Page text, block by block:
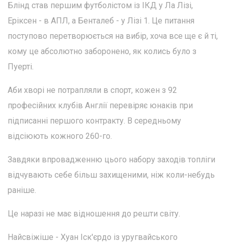
Блінд став першим футболістом із ІКД у Ла Лізі,
Еріксен - в АПЛ, а Бенталеб - у Лізі 1. Це питання
поступово перетворюється на вибір, хоча все ще є й ті,
кому це абсолютно заборонено, як колись було з
Пуерті.
Аби хворі не потрапляли в спорт, кожен з 92
професійних клубів Англії перевіряє юнаків при
підписанні першого контракту. В середньому
відсіюють кожного 260-го.
Завдяки впровадженню цього набору заходів топліги
відчувають себе більш захищеними, ніж коли-небудь
раніше.
Це наразі не має відношення до решти світу.
Найсвіжіше - Хуан Іск'єрдо із уругвайського